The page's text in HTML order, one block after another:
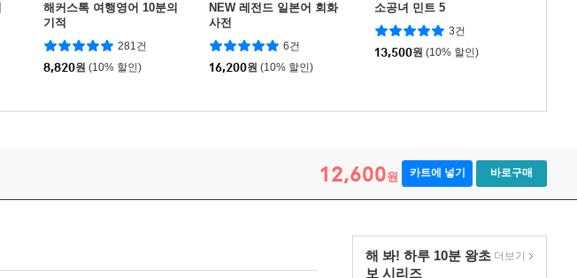
해커스톡 여행영어 10분의
기적
281건
8,820원 (10% 할인)
NEW 레전드 일본어 회화
사전
6건
16,200원 (10% 할인)
소공녀 민트 5
3건
13,500원 (10% 할인)
12,600원 카트에 넣기 바로구매
해 봐! 하루 10분 왕초
보 시리즈
더보기